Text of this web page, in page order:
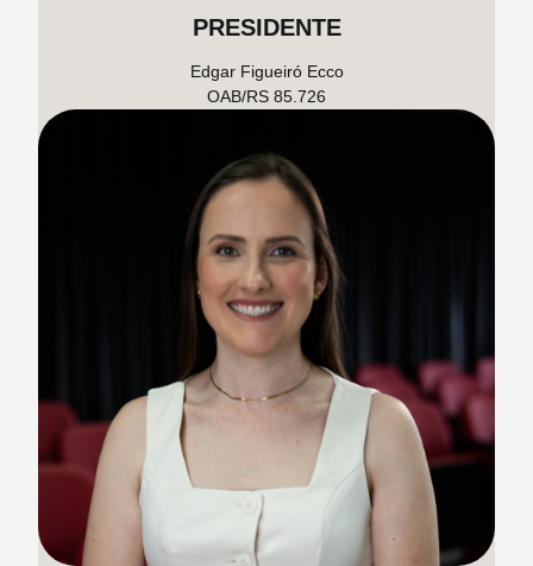
PRESIDENTE
Edgar Figueiró Ecco
OAB/RS 85.726